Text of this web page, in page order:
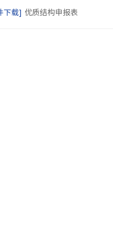
下载] 优质结构申报表